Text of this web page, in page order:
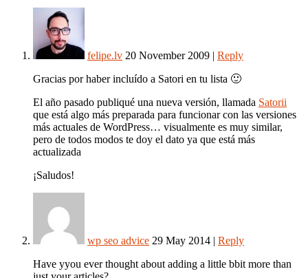
felipe.lv 20 November 2009 | Reply
Gracias por haber incluído a Satori en tu lista 🙂
El año pasado publiqué una nueva versión, llamada Satorii
que está algo más preparada para funcionar con las versiones
más actuales de WordPress… visualmente es muy similar,
pero de todos modos te doy el dato ya que está más
actualizada
¡Saludos!
wp seo advice 29 May 2014 | Reply
Have yyou ever thought about adding a little bbit more than